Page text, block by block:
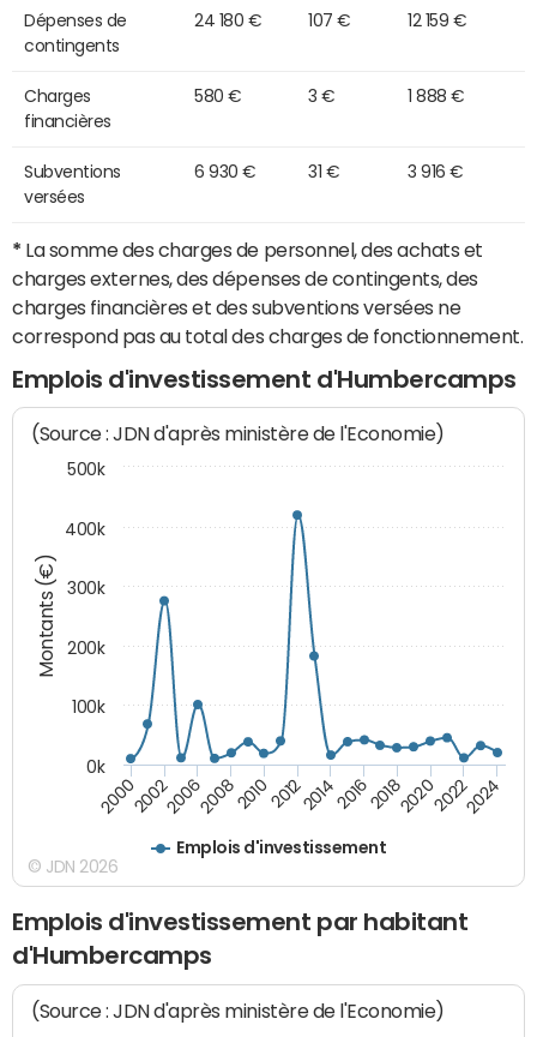
Dépenses de
contingents
24 180 € 107 € 12 159 €
Charges
financières
580 € 3 € 1 888 €
Subventions
versées
6 930 € 31 € 3 916 €
* La somme des charges de personnel, des achats et
charges externes, des dépenses de contingents, des
charges financières et des subventions versées ne
correspond pas au total des charges de fonctionnement.
Emplois d'investissement d'Humbercamps
Montants (€)
(Source : JDN d'après ministère de l'Economie)
Emplois d'investissement
200020022006200820102012201420162018202020222024
0k
100k
200k
300k
400k
500k
© JDN 2026
Emplois d'investissement par habitant
d'Humbercamps
(Source : JDN d'après ministère de l'Economie)